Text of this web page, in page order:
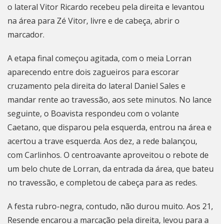
o lateral Vitor Ricardo recebeu pela direita e levantou
na área para Zé Vitor, livre e de cabeça, abrir o
marcador.
A etapa final começou agitada, com o meia Lorran
aparecendo entre dois zagueiros para escorar
cruzamento pela direita do lateral Daniel Sales e
mandar rente ao travessão, aos sete minutos. No lance
seguinte, o Boavista respondeu com o volante
Caetano, que disparou pela esquerda, entrou na área e
acertou a trave esquerda. Aos dez, a rede balançou,
com Carlinhos. O centroavante aproveitou o rebote de
um belo chute de Lorran, da entrada da área, que bateu
no travessão, e completou de cabeça para as redes.
A festa rubro-negra, contudo, não durou muito. Aos 21,
Resende encarou a marcação pela direita, levou para a